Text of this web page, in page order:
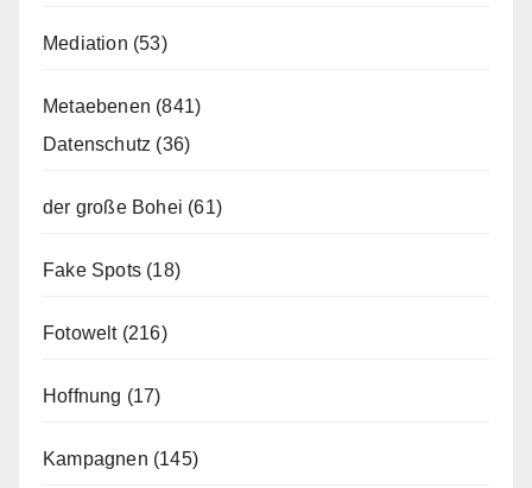
Mediation (53)
Metaebenen (841)
Datenschutz (36)
der große Bohei (61)
Fake Spots (18)
Fotowelt(216)
Hoffnung (17)
Kampagnen (145)